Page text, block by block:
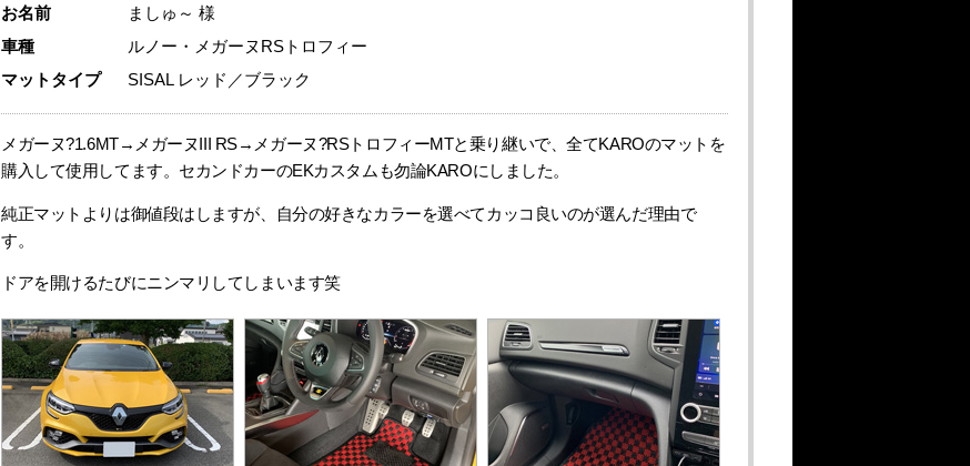
お名前
ましゅ～ 様
車種
ルノー・メガーヌRSトロフィー
マットタイプ
SISAL レッド／ブラック
メガーヌ?1.6MT→メガーヌIII RS→メガーヌ?RSトロフィーMTと乗り継いで、全てKAROのマットを
購入して使用してます。セカンドカーのEKカスタムも勿論KAROにしました。
純正マットよりは御値段はしますが、自分の好きなカラーを選べてカッコ良いのが選んだ理由で
す。
ドアを開けるたびにニンマリしてしまいます笑